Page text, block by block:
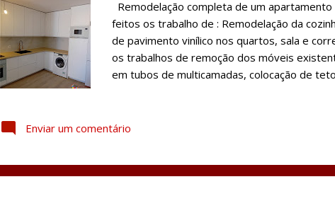
Remodelação completa de um
feitos os trabalho de : Remodelação da
de pavimento vinílico nos quartos, sala e
os trabalhos de remoção dos móveis
em tubos de multicamadas, colocação de
banheira existente, canalização nova de
parede que de um lado serve para colocar
Enviar um comentário